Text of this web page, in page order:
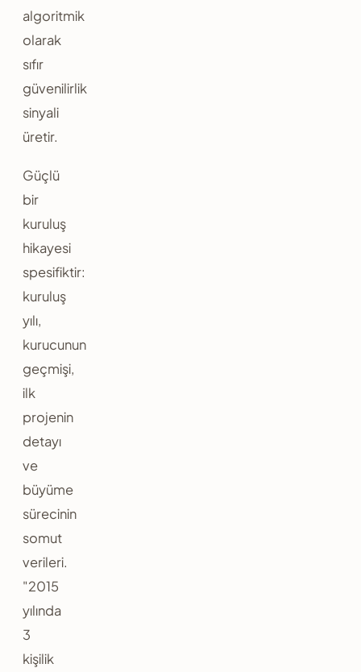
algoritmik
olarak
sıfır
güvenilirlik
sinyali
üretir.
Güçlü
bir
kuruluş
hikayesi
spesifiktir:
kuruluş
yılı,
kurucunun
geçmişi,
ilk
projenin
detayı
ve
büyüme
sürecinin
somut
verileri.
"2015
yılında
3
kişilik